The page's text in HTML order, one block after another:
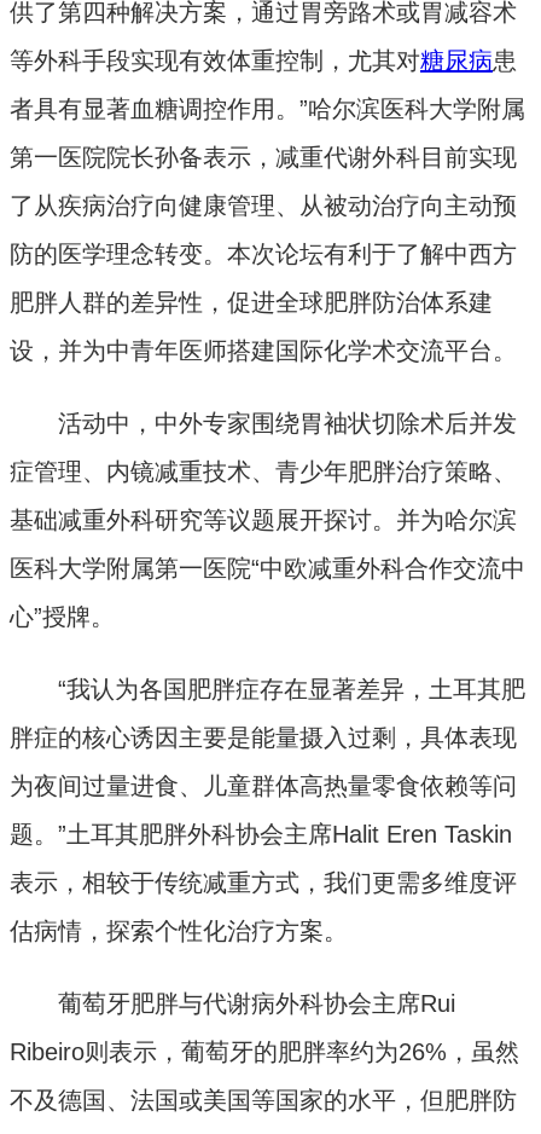
供了第四种解决方案，通过胃旁路术或胃减容术
等外科手段实现有效体重控制，尤其对糖尿病患
者具有显著血糖调控作用。”哈尔滨医科大学附属
第一医院院长孙备表示，减重代谢外科目前实现
了从疾病治疗向健康管理、从被动治疗向主动预
防的医学理念转变。本次论坛有利于了解中西方
肥胖人群的差异性，促进全球肥胖防治体系建
设，并为中青年医师搭建国际化学术交流平台。
活动中，中外专家围绕胃袖状切除术后并发
症管理、内镜减重技术、青少年肥胖治疗策略、
基础减重外科研究等议题展开探讨。并为哈尔滨
医科大学附属第一医院“中欧减重外科合作交流中
心”授牌。
“我认为各国肥胖症存在显著差异，土耳其肥
胖症的核心诱因主要是能量摄入过剩，具体表现
为夜间过量进食、儿童群体高热量零食依赖等问
题。”土耳其肥胖外科协会主席Halit Eren Taskin
表示，相较于传统减重方式，我们更需多维度评
估病情，探索个性化治疗方案。
葡萄牙肥胖与代谢病外科协会主席Rui
Ribeiro则表示，葡萄牙的肥胖率约为26%，虽然
不及德国、法国或美国等国家的水平，但肥胖防